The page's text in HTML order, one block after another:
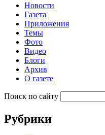
Новости
Газета
Приложения
Темы
Фото
Видео
Блоги
Архив
О газете
Поиск по сайту
Рубрики